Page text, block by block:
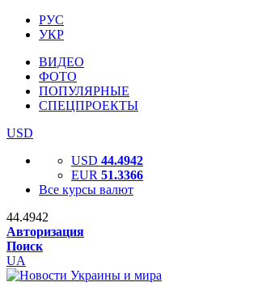
РУС
УКР
ВИДЕО
ФОТО
ПОПУЛЯРНЫЕ
СПЕЦПРОЕКТЫ
USD
USD 44.4942
EUR 51.3366
Все курсы валют
44.4942
Авторизация
Поиск
UA